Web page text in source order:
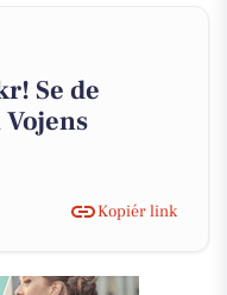
Se de
Kopiér link